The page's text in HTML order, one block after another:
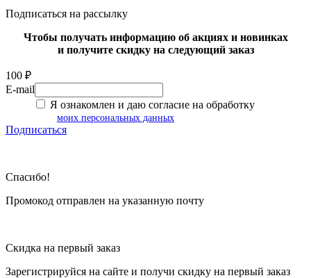
Подписаться на рассылку
Чтобы получать информацию об акциях и новинках
и получите скидку на следующий заказ
100 ₽
E-mail
Я ознакомлен и даю согласие на обработку
моих персональных данных
Подписаться
Спасибо!
Промокод отправлен на указанную почту
Скидка на первый заказ
Зарегистрируйся на сайте и получи скидку на первый заказ